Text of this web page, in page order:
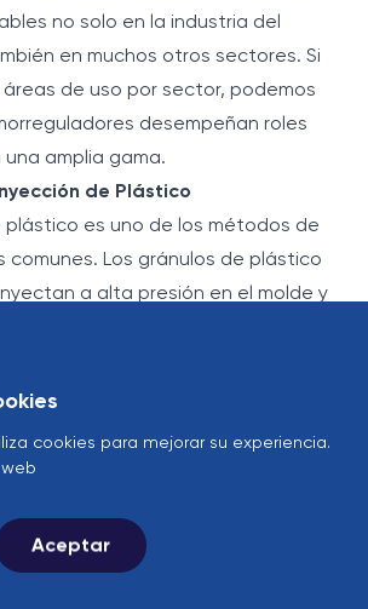
no solo en la industria del
en muchos otros sectores. Si
áreas de uso por sector, podemos
desempeñan roles
amplia gama.
de Plástico
plástico es uno de los métodos de
comunes. Los gránulos de plástico
a alta presión en el molde y
del molde afecta directamente la
equilibrada dentro del molde.
contracción y los defectos
cookies para mejorar su experiencia.
Aceptar